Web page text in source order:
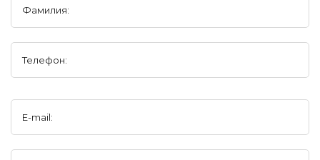
Фамилия:
Телефон:
E-mail: